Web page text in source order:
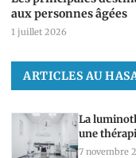
aux personnes âgées
1 juillet 2026
ARTICLES AU
La
une
7 novembre